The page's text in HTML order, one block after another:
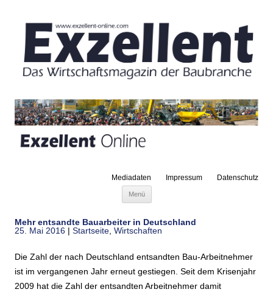
Mediadaten Impressum Datenschutz
Menü
Mehr entsandte Bauarbeiter in Deutschland
25. Mai 2016 | Startseite Wirtschaften
Die Zahl der nach Deutschland entsandten Bau-Arbeitnehmer
ist im vergangenen Jahr erneut gestiegen. Seit dem Krisenjahr
2009 hat die Zahl der entsandten Arbeitnehmer damit